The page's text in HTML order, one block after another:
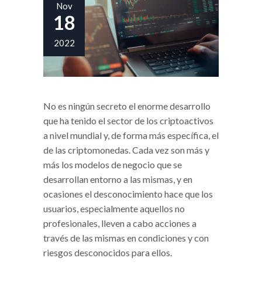
Nov
18
2022
No es ningún secreto el enorme desarrollo
que ha tenido el sector de los criptoactivos
a nivel mundial y, de forma más específica, el
de las criptomonedas. Cada vez son más y
más los modelos de negocio que se
desarrollan entorno a las mismas, y en
ocasiones el desconocimiento hace que los
usuarios, especialmente aquellos no
profesionales, lleven a cabo acciones a
través de las mismas en condiciones y con
riesgos desconocidos para ellos.